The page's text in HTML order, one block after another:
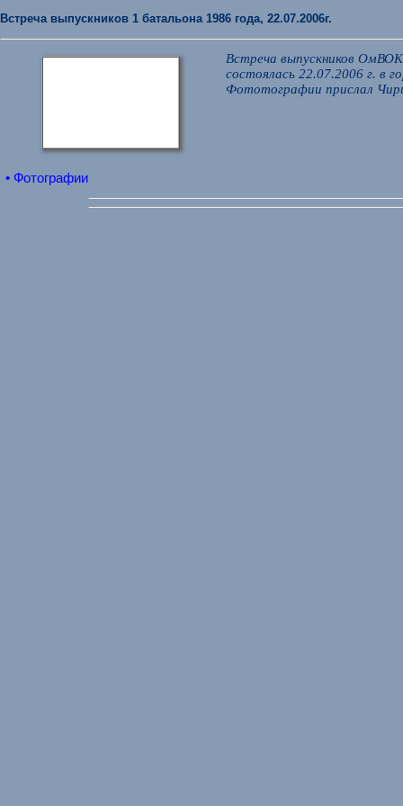
Встреча выпускников 1 батальона 1986 года, 22.07.2006г.
• Фотографии
Встреча выпускников
состоялась 22.07.2006 г. в
Фототографии прислал